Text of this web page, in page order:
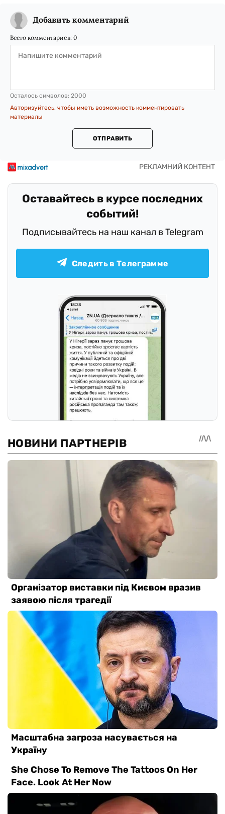
Добавить комментарий
Всего комментариев: 0
Осталось символов: 2000
Авторизуйтесь, чтобы иметь возможность комментировать
материалы
ОТПРАВИТЬ
Оставайтесь в курсе последних
событий!
Подписывайтесь на наш канал в Telegram
Следить в Телеграмме